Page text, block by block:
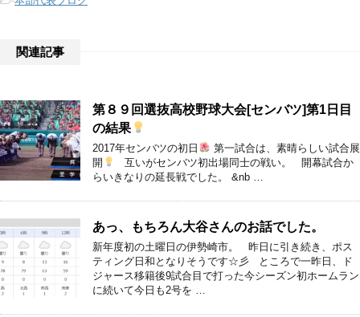
関連記事
第８９回選抜高校野球大会[センバツ]第1日目
の結果
2017年センバツの初日
第一試合は、素晴らしい試合展
開
互いがセンバツ初出場同士の戦い。 開幕試合か
らいきなりの延長戦でした。 &nb …
あっ、もちろん大谷さんのお話でした。
新年度初の土曜日の伊勢崎市。 昨日に引き続き、ポス
ティング日和となりそうです☆彡 ところで一昨日、ド
ジャース移籍後9試合目で打った今シーズン初ホームラン
に続いて今日も2号を …